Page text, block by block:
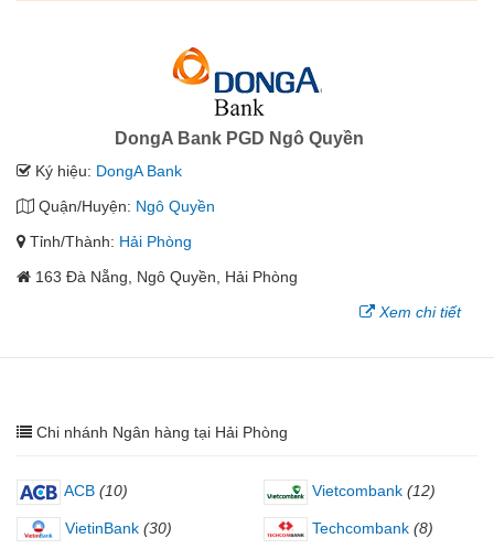
DongA Bank PGD Ngô Quyền
Ký hiệu: DongA Bank
Quận/Huyện: Ngô Quyền
Tỉnh/Thành: Hải Phòng
163 Đà Nẵng, Ngô Quyền, Hải Phòng
Xem chi tiết
Chi nhánh Ngân hàng tại Hải Phòng
ACB (10) Vietcombank (12)
VietinBank (30) Techcombank (8)